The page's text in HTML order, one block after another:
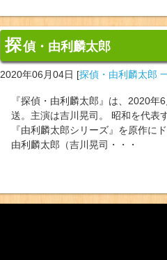
探偵・由利麟太郎
2020年06月04日 [探偵・由利麟太郎
『探偵・由利麟太郎』は、2020
送。主演は吉川晃司。 昭和を代表
『由利麟太郎シリーズ』を原作に
由利麟太郎（吉川晃司・・・